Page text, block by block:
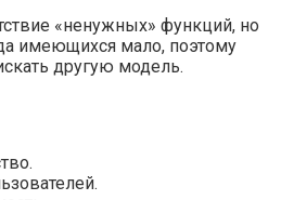
«ненужных» функций, но
имеющихся мало, поэтому
другую модель.